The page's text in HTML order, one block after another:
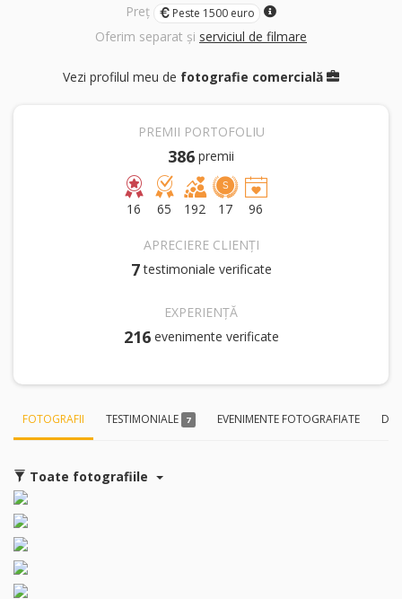
Preț Peste 1500 euro
Oferim separat și serviciul de filmare
Vezi profilul meu de fotografie comercială
PREMII PORTOFOLIU
386 premii
16 65 192 17 96
APRECIERE CLIENȚI
7 testimoniale verificate
EXPERIENȚĂ
216 evenimente verificate
FOTOGRAFII TESTIMONIALE 7 EVENIMENTE FOTOGRAFIATE
Toate fotografiile